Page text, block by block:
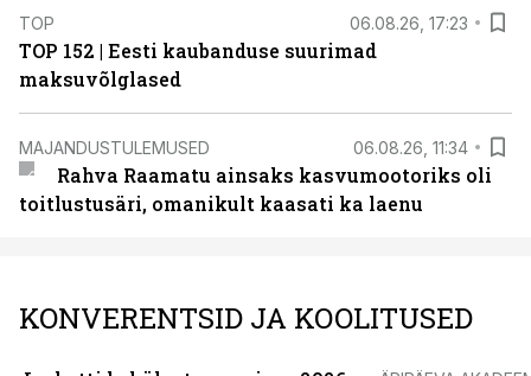
TOP 06.08.26, 17:23
TOP 152 | Eesti kaubanduse suurimad
maksuvõlglased
MAJANDUSTULEMUSED 06.08.26, 11:34
Rahva Raamatu ainsaks kasvumootoriks oli
toitlustusäri, omanikult kaasati ka laenu
KONVERENTSID JA KOOLITUSED